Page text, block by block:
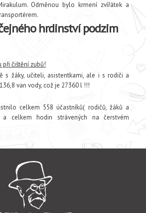
Odměnou bylo krmení zvířátek a
hrdinství podzim
při čištění zubů!
s žáky, učiteli, asistentkami, ale i s rodiči a
van vody, což je 27360 l !!!
celkem 558 účastníků( rodičů, žáků a
a celkem hodin strávených na čerstvém